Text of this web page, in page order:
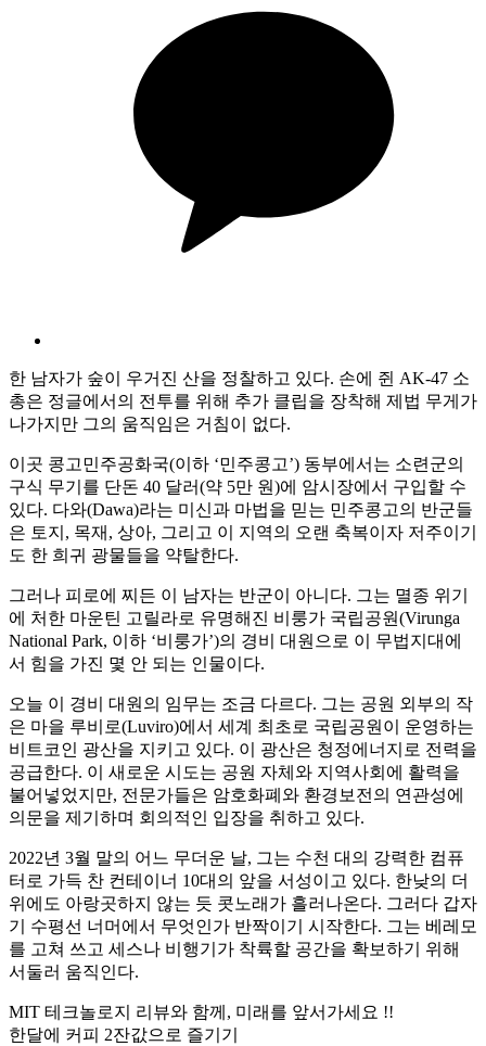
한 남자가 숲이 우거진 산을 정찰하고 있다. 손에 쥔 AK-47 소
총은 정글에서의 전투를 위해 추가 클립을 장착해 제법 무게가
나가지만 그의 움직임은 거침이 없다.
이곳 콩고민주공화국(이하 ‘민주콩고’) 동부에서는 소련군의
구식 무기를 단돈 40 달러(약 5만 원)에 암시장에서 구입할 수
있다. 다와(Dawa)라는 미신과 마법을 믿는 민주콩고의 반군들
은 토지, 목재, 상아, 그리고 이 지역의 오랜 축복이자 저주이기
도 한 희귀 광물들을 약탈한다.
그러나 피로에 찌든 이 남자는 반군이 아니다. 그는 멸종 위기
에 처한 마운틴 고릴라로 유명해진 비룽가 국립공원(Virunga
National Park, 이하 ‘비룽가’)의 경비 대원으로 이 무법지대에
서 힘을 가진 몇 안 되는 인물이다.
오늘 이 경비 대원의 임무는 조금 다르다. 그는 공원 외부의 작
은 마을 루비로(Luviro)에서 세계 최초로 국립공원이 운영하는
비트코인 광산을 지키고 있다. 이 광산은 청정에너지로 전력을
공급한다. 이 새로운 시도는 공원 자체와 지역사회에 활력을
불어넣었지만, 전문가들은 암호화폐와 환경보전의 연관성에
의문을 제기하며 회의적인 입장을 취하고 있다.
2022년 3월 말의 어느 무더운 날, 그는 수천 대의 강력한 컴퓨
터로 가득 찬 컨테이너 10대의 앞을 서성이고 있다. 한낮의 더
위에도 아랑곳하지 않는 듯 콧노래가 흘러나온다. 그러다 갑자
기 수평선 너머에서 무엇인가 반짝이기 시작한다. 그는 베레모
를 고쳐 쓰고 세스나 비행기가 착륙할 공간을 확보하기 위해
서둘러 움직인다.
MIT 테크놀로지 리뷰와 함께, 미래를 앞서가세요 !!
한달에 커피 2잔값으로 즐기기